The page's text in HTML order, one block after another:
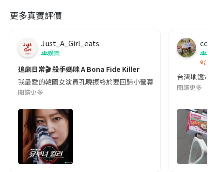
更多真實評價
Just_A_Girl_eats
娛樂
追劇日常🎬 殺手媽咪 A Bona Fide Killer
我最愛的韓國女演員孔曉振終於要回歸小螢幕啦!這次的劇本改編
閱讀更多
co
吹
台灣
台灣地鐵宣
閱讀更多